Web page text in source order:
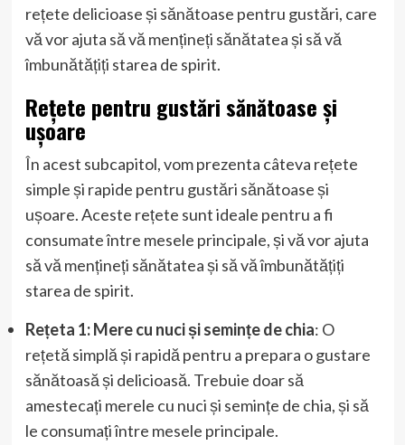
rețete delicioase și sănătoase pentru gustări, care
vă vor ajuta să vă mențineți sănătatea și să vă
îmbunătățiți starea de spirit.
Rețete pentru gustări sănătoase și
ușoare
În acest subcapitol, vom prezenta câteva rețete
simple și rapide pentru gustări sănătoase și
ușoare. Aceste rețete sunt ideale pentru a fi
consumate între mesele principale, și vă vor ajuta
să vă mențineți sănătatea și să vă îmbunătățiți
starea de spirit.
Rețeta 1: Mere cu nuci și semințe de chia: O
rețetă simplă și rapidă pentru a prepara o gustare
sănătoasă și delicioasă. Trebuie doar să
amestecați merele cu nuci și semințe de chia, și să
le consumați între mesele principale.